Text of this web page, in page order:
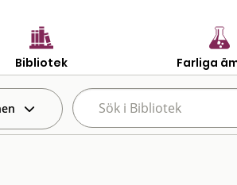
Bibliotek Farliga